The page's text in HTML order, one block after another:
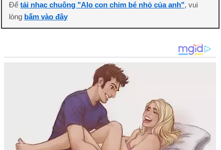
Đểtải nhạc chuông "Alo con chim bé nhỏ của anh", vui
lòng bấm vào đây